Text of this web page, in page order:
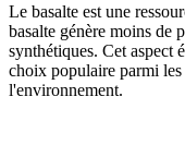
Le basalte est une
basalte génère moins de
synthétiques. Cet aspect
choix populaire parmi
l'environnement.